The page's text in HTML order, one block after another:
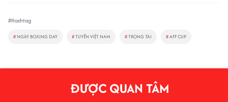
#Hashtag
# NGÀY BOXING DAY #TUYỂN VIỆT NAM #TRỌNG TÀI #AFF CUP
ĐƯỢC QUAN TÂM